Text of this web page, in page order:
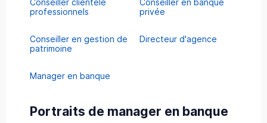
professionnels
privée
Conseiller en gestion de
patrimoine
Directeur d'agence
Manager en banque
Portraits de manager en banque